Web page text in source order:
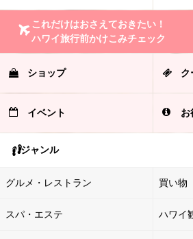
これだけはおさえておきたい！
ハワイ旅行前かけこみチェック
ショップ ク
イベント お
ジャンル
グルメ・レストラン 買い物
スパ・エステ ハワイ